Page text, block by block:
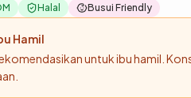
Halal Busui Friendly
Hamil
untukibu hamil .